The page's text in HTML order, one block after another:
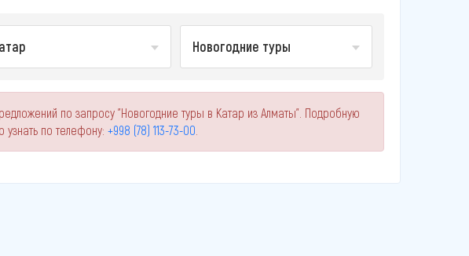
Новогодние туры
по запросу "Новогодние туры в Катар из Алматы". Подробную
по телефону: +998 (78) 113-73-00